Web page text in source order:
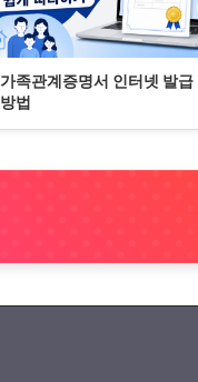
가족관계증명서 인터넷 발급
방법